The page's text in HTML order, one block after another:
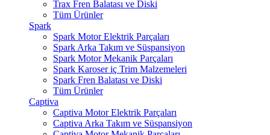
Trax Fren Balatası ve Diski
Tüm Ürünler
Spark
Spark Motor Elektrik Parçaları
Spark Arka Takım ve Süspansiyon
Spark Motor Mekanik Parçaları
Spark Karoser iç Trim Malzemeleri
Spark Fren Balatası ve Diski
Tüm Ürünler
Captiva
Captiva Motor Elektrik Parçaları
Captiva Arka Takım ve Süspansiyon